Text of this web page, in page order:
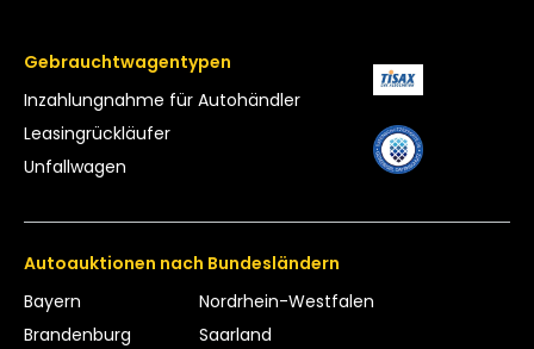
Gebrauchtwagentypen
Inzahlungnahme für Autohändler
Leasing­rückläufer
Unfallwagen
Autoauktionen nach Bundesländern
Bayern
Brandenburg
Nordrhein-Westfalen
Saarland